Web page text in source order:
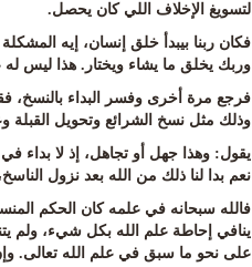
لتسويغ الإخلاف اللي كان يحصل.
فكان ربنا بيبدأ خلق إنسان، إيه
وربك يخلق ما يشاء ويختار .هذا ليس له
فرجع مرة أخرى وفسر البداء بالنسخ،
وذلك مثل نسخ الشرائع وتحويل القبلة
يقول:وهذا جهل أو تجاهل، إذ لا بداء
نعم بدا لنا ذلك من الله بعد نزول
فالله سبحانه في علمه كان الحكم
ينافي إحاطة علم الله بكل شيء، ولم
على نحو ما سبق في علم الله تعالى. وإن